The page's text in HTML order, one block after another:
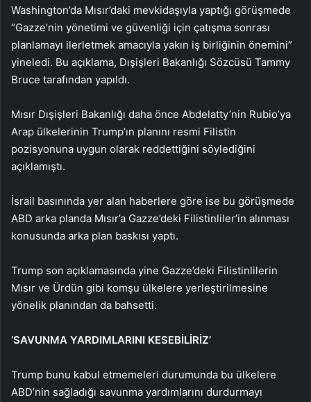
Washington’da Mısır’daki mevkidaşıyla yaptığı görüşmede
“Gazze’nin yönetimi ve güvenliği için çatışma sonrası
planlamayı ilerletmek amacıyla yakın iş birliğinin önemini”
yineledi. Bu açıklama, Dışişleri Bakanlığı Sözcüsü Tammy
Bruce tarafından yapıldı.
Mısır Dışişleri Bakanlığı daha önce Abdelatty’nin Rubio’ya
Arap ülkelerinin Trump’ın planını resmi Filistin
pozisyonuna uygun olarak reddettiğini söylediğini
açıklamıştı.
İsrail basınında yer alan haberlere göre ise bu görüşmede
ABD arka planda Mısır’a Gazze’deki Filistinliler’in alınması
konusunda arka plan baskısı yaptı.
Trump son açıklamasında yine Gazze’deki Filistinlilerin
Mısır ve Ürdün gibi komşu ülkelere yerleştirilmesine
yönelik planından da bahsetti.
‘SAVUNMA YARDIMLARINI KESEBİLİRİZ’
Trump bunu kabul etmemeleri durumunda bu ülkelere
ABD’nin sağladığı savunma yardımlarını durdurmayı